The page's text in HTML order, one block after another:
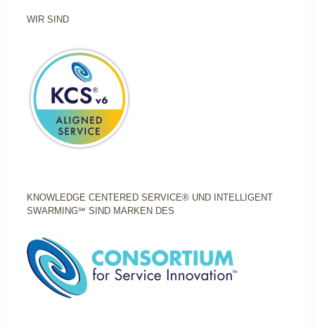
WIR SIND
KNOWLEDGE CENTERED SERVICE® UND INTELLIGENT
SWARMING℠ SIND MARKEN DES